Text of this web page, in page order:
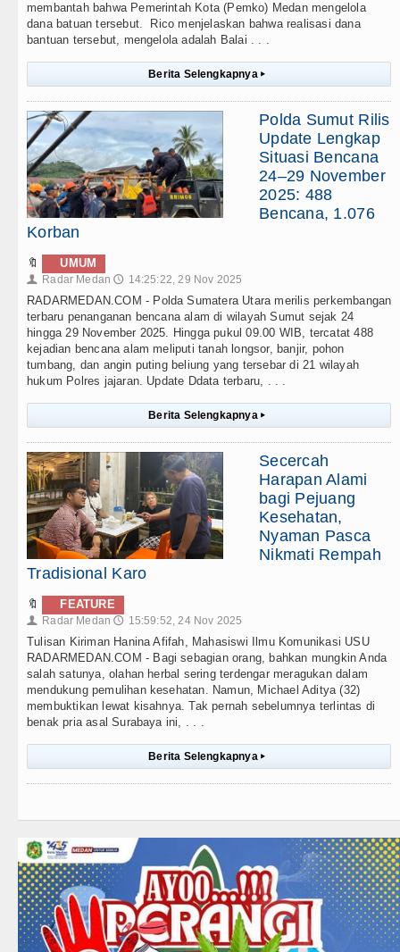
membantah bahwa Pemerintah Kota (Pemko) Medan mengelola
dana batuan tersebut. Rico menjelaskan bahwa realisasi dana
bantuan tersebut, mengelola adalah Balai . . .
Berita Selengkapnya ▸
Polda Sumut Rilis
Update Lengkap
Situasi Bencana
24–29 November
2025: 488
Bencana, 1.076
Korban
🔖 UMUM
👤 Radar Medan 🕔 14:25:22, 29 Nov 2025
RADARMEDAN.COM - Polda Sumatera Utara merilis perkembangan
terbaru penanganan bencana alam di wilayah Sumut sejak 24
hingga 29 November 2025. Hingga pukul 09.00 WIB, tercatat 488
kejadian bencana alam meliputi tanah longsor, banjir, pohon
tumbang, dan angin puting beliung yang tersebar di 21 wilayah
hukum Polres jajaran. Update Ddata terbaru, . . .
Berita Selengkapnya ▸
Secercah
Harapan Alami
bagi Pejuang
Kesehatan,
Nyaman Pasca
Nikmati Rempah
Tradisional Karo
🔖 FEATURE
👤 Radar Medan 🕔 15:59:52, 24 Nov 2025
Tulisan Kiriman Hanina Afifah, Mahasiswi Ilmu Komunikasi USU
RADARMEDAN.COM - Bagi sebagian orang, bahkan mungkin Anda
salah satunya, olahan herbal sering terdengar meragukan dalam
mendukung pemulihan kesehatan. Namun, Michael Aditya (32)
membuktikan lewat kisahnya. Tak pernah sebelumnya terlintas di
benak pria asal Surabaya ini, . . .
Berita Selengkapnya ▸